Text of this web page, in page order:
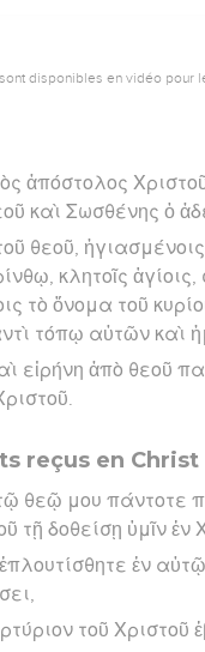
disponibles en vidéo pour
ἀπόστολος
καὶ Σωσθένης ὁ
θεοῦ,
κλητοῖς ἁγίοις,
τὸ ὄνομα τοῦ
τόπῳ αὐτῶν καὶ
εἰρήνη ἀπὸ θεοῦ
reçus en Christ
θεῷ μου πάντοτε
τῇ δοθείσῃ ὑμῖν ἐν
ἐπλουτίσθητε ἐν
τοῦ Χριστοῦ